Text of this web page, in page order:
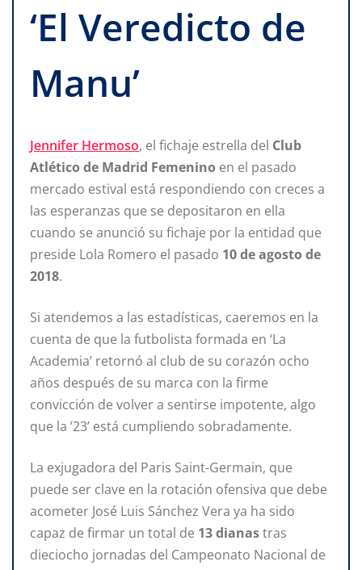
‘El Veredicto de
Manu’
Jennifer Hermoso, el fichaje estrella del Club
Atlético de Madrid Femenino en el pasado
mercado estival está respondiendo con creces a
las esperanzas que se depositaron en ella
cuando se anunció su fichaje por la entidad que
preside Lola Romero el pasado 10 de agosto de
2018.
Si atendemos a las estadísticas, caeremos en la
cuenta de que la futbolista formada en ‘La
Academia’ retornó al club de su corazón ocho
años después de su marca con la firme
convicción de volver a sentirse impotente, algo
que la ’23’ está cumpliendo sobradamente.
La exjugadora del Paris Saint-Germain, que
puede ser clave en la rotación ofensiva que debe
acometer José Luis Sánchez Vera ya ha sido
capaz de firmar un total de 13 dianastras
dieciocho jornadas del Campeonato Nacional de